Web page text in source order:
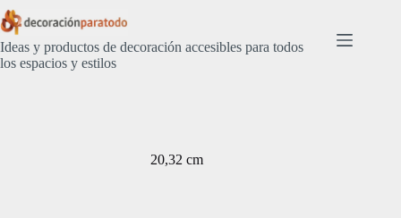
Saltar
al
contenido
Ideas y productos de decoración accesibles para todos
los espacios y estilos
20,32 cm